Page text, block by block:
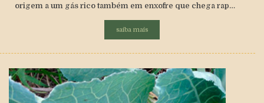
origem a um gás rico também em enxofre que chega rap…
saiba mais